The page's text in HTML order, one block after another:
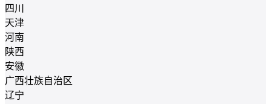
四川
天津
河南
陕西
安徽
广西壮族自治区
辽宁